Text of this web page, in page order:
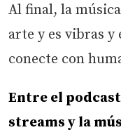
Al final, la
arte y es vibras y
conecte con
Entre el
streams y la